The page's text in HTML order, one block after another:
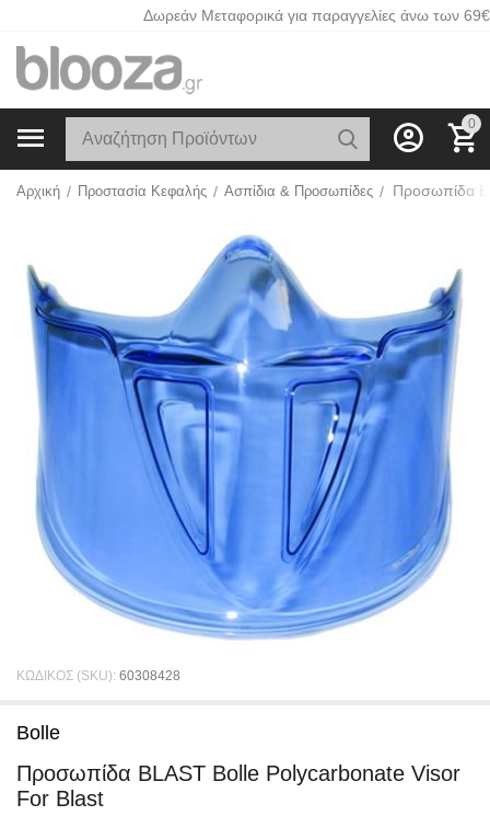
Δωρεάν Μεταφορικά για παραγγελίες άνω των 69€
0
Αρχική / Προστασία Κεφαλής / Ασπίδια & Προσωπίδες /
ΚΩΔΙΚΟΣ (SKU): 60308428
Bolle
Προσωπίδα BLAST Bolle Polycarbonate Visor
For Blast